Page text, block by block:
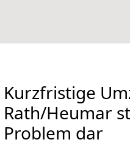
Kurzfristige
Rath/Heumar
Problem dar